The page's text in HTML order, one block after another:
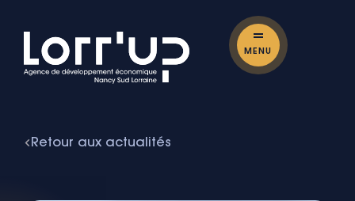
MENU
Retour aux actualités